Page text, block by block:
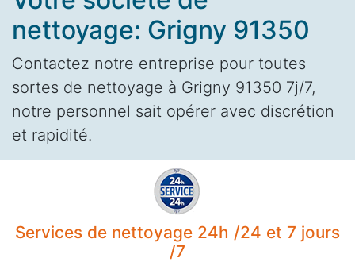
nettoyage: Grigny 91350
Contactez notre entreprise pour toutes
sortes de nettoyage à Grigny 91350 7j/7,
notre personnel sait opérer avec discrétion
et rapidité.
Services de nettoyage 24h /24 et 7 jours
/7